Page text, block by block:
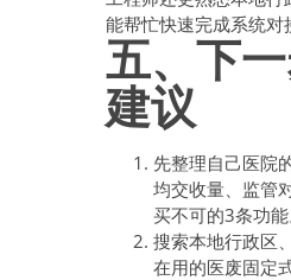
能帮忙快速完成系统对
五、下
建议
先整理自己医院
均交收量、监管
买不可的3条功能
搜索本地行政区
在用的医废固定